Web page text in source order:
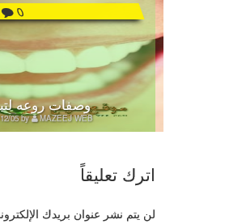
وصفات روعه
05by MAZEEJ WEB
0
اترك تعليقاً
لن يتم نشر عنوان بريدك